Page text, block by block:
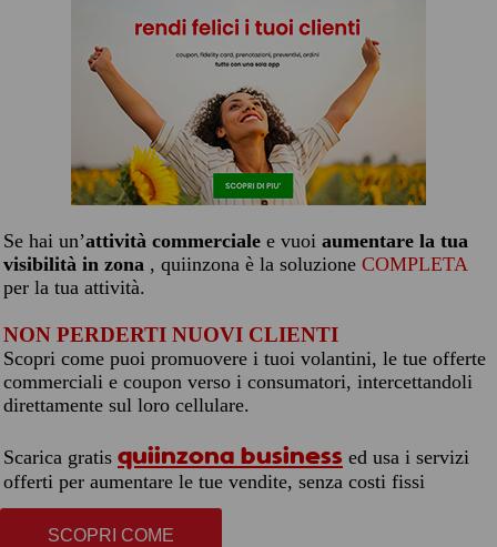
Se hai un’attività commerciale e vuoi aumentare la tua
visibilità in zona , quiinzona è la soluzione COMPLETA
per la tua attività.
NON PERDERTI NUOVI CLIENTI
Scopri come puoi promuovere i tuoi volantini, le tue offerte
commerciali e coupon verso i consumatori, intercettandoli
direttamente sul loro cellulare.
Scarica gratis quiinzona business ed usa i servizi
offerti per aumentare le tue vendite, senza costi fissi
SCOPRI COME